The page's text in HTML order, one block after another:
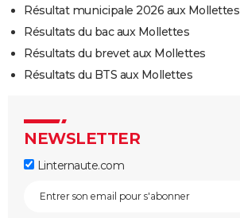
Résultat municipale 2026 aux Mollettes
Résultats du bac aux Mollettes
Résultats du brevet aux Mollettes
Résultats du BTS aux Mollettes
NEWSLETTER
Linternaute.com